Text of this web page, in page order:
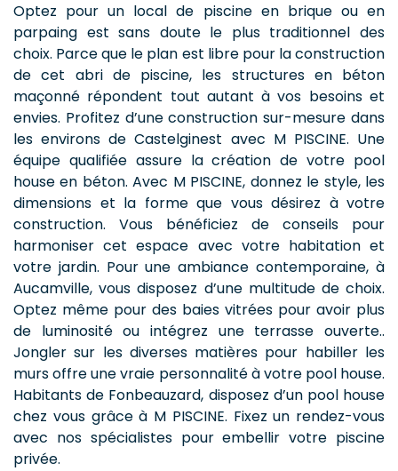
Optez pour un local de piscine en brique ou en
parpaing est sans doute le plus traditionnel des
choix. Parce que le plan est libre pour la construction
de cet abri de piscine, les structures en béton
maçonné répondent tout autant à vos besoins et
envies. Profitez d’une construction sur-mesure dans
les environs de Castelginest avec M PISCINE. Une
équipe qualifiée assure la création de votre pool
house en béton. Avec M PISCINE, donnez le style, les
dimensions et la forme que vous désirez à votre
construction. Vous bénéficiez de conseils pour
harmoniser cet espace avec votre habitation et
votre jardin. Pour une ambiance contemporaine, à
Aucamville, vous disposez d’une multitude de choix.
Optez même pour des baies vitrées pour avoir plus
de luminosité ou intégrez une terrasse ouverte..
Jongler sur les diverses matières pour habiller les
murs offre une vraie personnalité à votre pool house.
Habitants de Fonbeauzard, disposez d’un pool house
chez vous grâce à M PISCINE. Fixez un rendez-vous
avec nos spécialistes pour embellir votre piscine
privée.